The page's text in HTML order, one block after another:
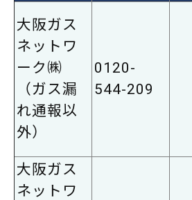
大阪ガス
ネットワ
ーク㈱
（ガス漏
れ通報以
外）
0120-
544-209
大阪ガス
ネットワ